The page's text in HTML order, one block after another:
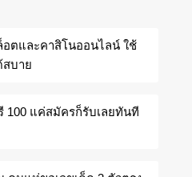
อตและคาสิโนออนไลน์ ใช้
สบาย
100 แค่สมัครก็รับเลยทันที